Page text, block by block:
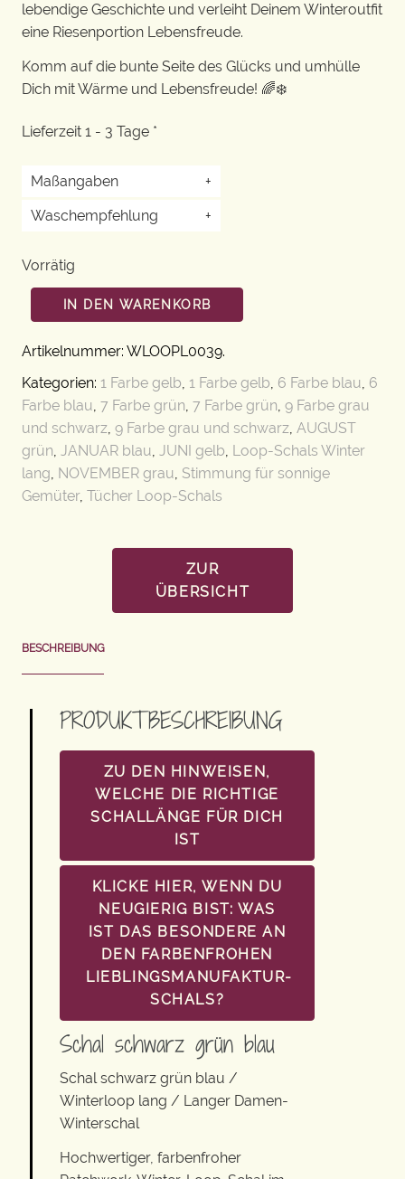
lebendige Geschichte und verleiht Deinem Winteroutfit
eine Riesenportion Lebensfreude.
Komm auf die bunte Seite des Glücks und umhülle
Dich mit Wärme und Lebensfreude! 🌈❄️
Lieferzeit 1 - 3 Tage *
Maßangaben
+
Waschempfehlung
+
Vorrätig
IN DEN WARENKORB
Artikelnummer: WLOOPL0039.
Kategorien: 1 Farbe gelb, 1 Farbe gelb, 6 Farbe blau, 6
Farbe blau, 7 Farbe grün, 7 Farbe grün, 9 Farbe grau
und schwarz, 9 Farbe grau und schwarz, AUGUST
grün, JANUAR blau, JUNI gelb, Loop-Schals Winter
lang, NOVEMBER grau, Stimmung für sonnige
Gemüter, Tücher Loop-Schals
ZUR
ÜBERSICHT
BESCHREIBUNG
PRODUKTBESCHREIBUNG
ZU DEN HINWEISEN,
WELCHE DIE RICHTIGE
SCHALLÄNGE FÜR DICH
IST
KLICKE HIER, WENN DU
NEUGIERIG BIST: WAS
IST DAS BESONDERE AN
DEN FARBENFROHEN
LIEBLINGSMANUFAKTUR-
SCHALS?
Schal schwarz grün blau
Schal schwarz grün blau /
Winterloop lang / Langer Damen-
Winterschal
Hochwertiger, farbenfroher